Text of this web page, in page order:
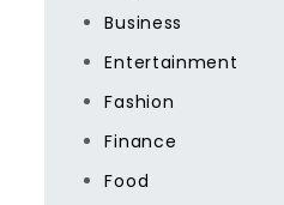
Business
Entertainment
Fashion
Finance
Food